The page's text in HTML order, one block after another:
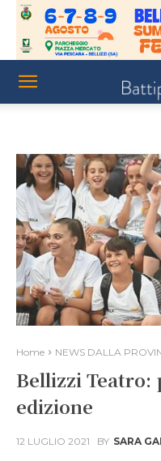
Home NEWS DALLA
Bellizzi Teatro:
edizione
12 LUGLIO 2021 BY SARA